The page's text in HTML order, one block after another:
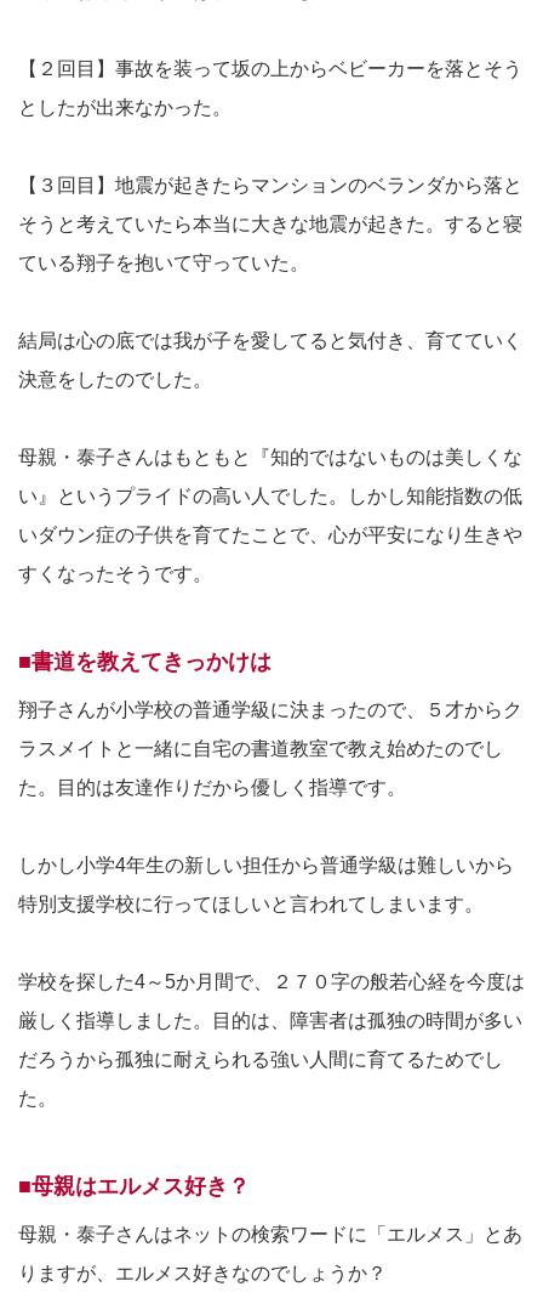
【２回目】事故を装って坂の上からベビーカーを落とそう
としたが出来なかった。
【３回目】地震が起きたらマンションのベランダから落と
そうと考えていたら本当に大きな地震が起きた。すると寝
ている翔子を抱いて守っていた。
結局は心の底では我が子を愛してると気付き、育てていく
決意をしたのでした。
母親・泰子さんはもともと『知的ではないものは美しくな
い』というプライドの高い人でした。しかし知能指数の低
いダウン症の子供を育てたことで、心が平安になり生きや
すくなったそうです。
■書道を教えてきっかけは
翔子さんが小学校の普通学級に決まったので、５才からク
ラスメイトと一緒に自宅の書道教室で教え始めたのでし
た。目的は友達作りだから優しく指導です。
しかし小学4年生の新しい担任から普通学級は難しいから
特別支援学校に行ってほしいと言われてしまいます。
学校を探した4～5か月間で、２７０字の般若心経を今度は
厳しく指導しました。目的は、障害者は孤独の時間が多い
だろうから孤独に耐えられる強い人間に育てるためでし
た。
■母親はエルメス好き？
母親・泰子さんはネットの検索ワードに「エルメス」とあ
りますが、エルメス好きなのでしょうか？